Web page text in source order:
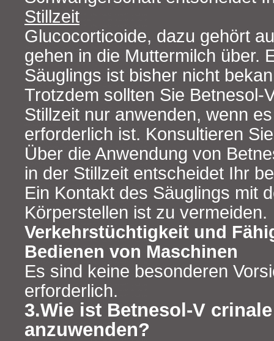
Stillzeit
Glucocorticoide, dazu gehört
gehen in die Muttermilch über.
Säuglings ist bisher nicht
Trotzdem sollten Sie Betnesol-
Stillzeit nur anwenden, wenn
erforderlich ist. Konsultieren
Über die Anwendung von
in der Stillzeit entscheidet Ihr
Ein Kontakt des Säuglings mit
Körperstellen ist zu vermeiden.
Verkehrstüchtigkeit und
Bedienen von Maschinen
Es sind keine besonderen
erforderlich.
3.Wie ist Betnesol-V
anzuwenden?